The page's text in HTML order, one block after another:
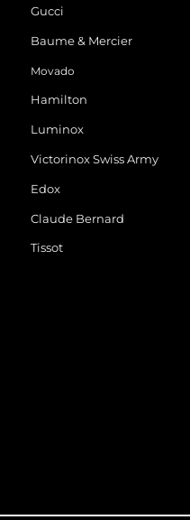
Gucci
Baume & Mercier
Movado
Hamilton
Luminox
Victorinox Swiss Army
Edox
Claude Bernard
Tissot